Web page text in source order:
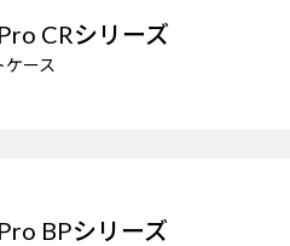
CRシリーズ
ケース
BPシリーズ